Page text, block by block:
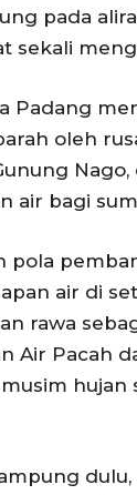
pada
sekali
Padang
oleh
air bagi
air di
rawa
Air Pacah
hujan